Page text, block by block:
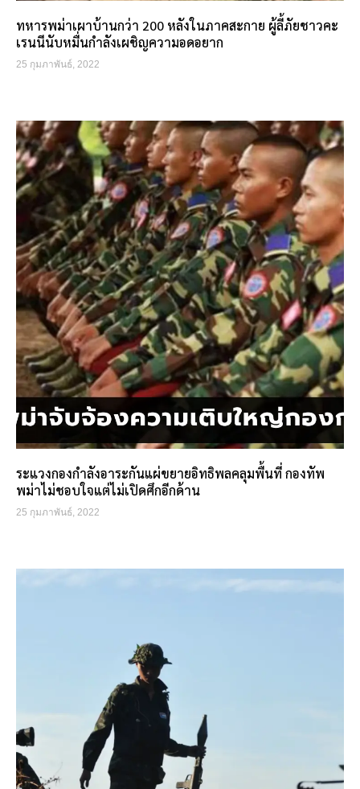
ทหารพม่าเผาบ้านกว่า 200 หลังในภาคสะกาย ผู้ลี้ภัยชาวคะ
เรนนีนับหมื่นกำลังเผชิญความอดอยาก
25 กุมภาพันธ์, 2022
ระแวงกองกำลังอาระกันแผ่ขยายอิทธิพลคลุมพื้นที่ กองทัพ
พม่าไม่ชอบใจแต่ไม่เปิดศึกอีกด้าน
25 กุมภาพันธ์, 2022